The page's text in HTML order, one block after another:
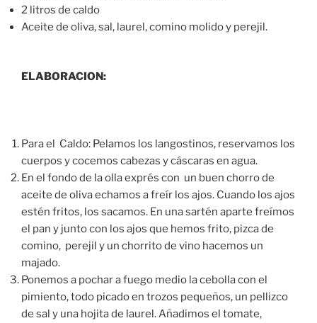
2 litros de caldo
Aceite de oliva, sal, laurel, comino molido y perejil.
ELABORACION:
Para el Caldo: Pelamos los langostinos, reservamos los
cuerpos y cocemos cabezas y cáscaras en agua.
En el fondo de la olla exprés con un buen chorro de
aceite de oliva echamos a freír los ajos. Cuando los ajos
estén fritos, los sacamos. En una sartén aparte freímos
el pan y junto con los ajos que hemos frito, pizca de
comino, perejil y un chorrito de vino hacemos un
majado.
Ponemos a pochar a fuego medio la cebolla con el
pimiento, todo picado en trozos pequeños, un pellizco
de sal y una hojita de laurel. Añadimos el tomate,